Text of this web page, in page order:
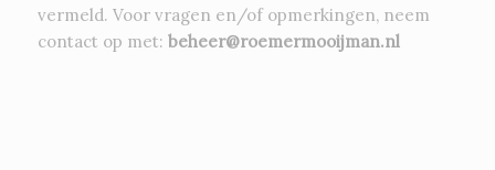
vermeld. Voor vragen en/of opmerkingen, neem
contact op met: beheer@roemermooijman.nl